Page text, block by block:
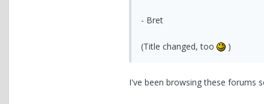
- Bret
(Title changed, too )
I've been browsing these forums